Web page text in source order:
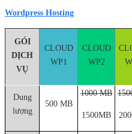
Wordpress Hosting
GÓI
DỊCH
VỤ
CLOUD
WP1
CLOUD
WP2
Dung
lượng
500 MB
1000 MB
1500MB